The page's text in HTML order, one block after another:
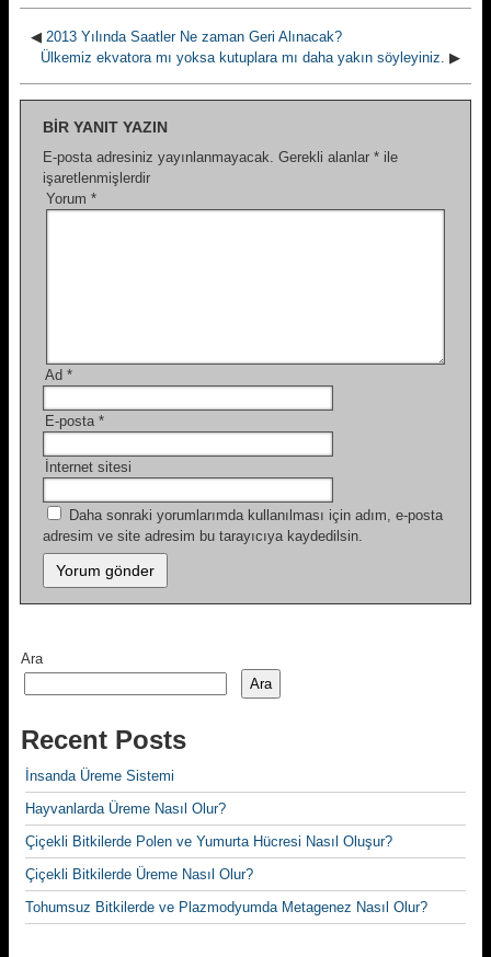
◀ 2013 Yılında Saatler Ne zaman Geri Alınacak?
Ülkemiz ekvatora mı yoksa kutuplara mı daha yakın söyleyiniz. ▶
BIR YANIT YAZIN
E-posta adresiniz yayınlanmayacak. Gerekli alanlar * ile
işaretlenmişlerdir
Yorum *
Ad *
E-posta *
İnternet sitesi
Daha sonraki yorumlarımda kullanılması için adım, e-posta
adresim ve site adresim bu tarayıcıya kaydedilsin.
Ara
Ara
Recent Posts
İnsanda Üreme Sistemi
Hayvanlarda Üreme Nasıl Olur?
Çiçekli Bitkilerde Polen ve Yumurta Hücresi Nasıl Oluşur?
Çiçekli Bitkilerde Üreme Nasıl Olur?
Tohumsuz Bitkilerde ve Plazmodyumda Metagenez Nasıl Olur?